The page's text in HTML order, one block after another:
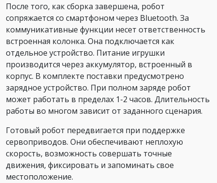
После того, как сборка завершена, робот
сопряжается со смартфоном через Bluetooth. За
коммуникативные функции несет ответственность
встроенная колонка. Она подключается как
отдельное устройство. Питание игрушки
производится через аккумулятор, встроенный в
корпус. В комплекте поставки предусмотрено
зарядное устройство. При полном заряде робот
может работать в пределах 1-2 часов. Длительность
работы во многом зависит от заданного сценария.
Готовый робот передвигается при поддержке
сервоприводов. Они обеспечивают неплохую
скорость, возможность совершать точные
движения, фиксировать и запоминать свое
местоположение.